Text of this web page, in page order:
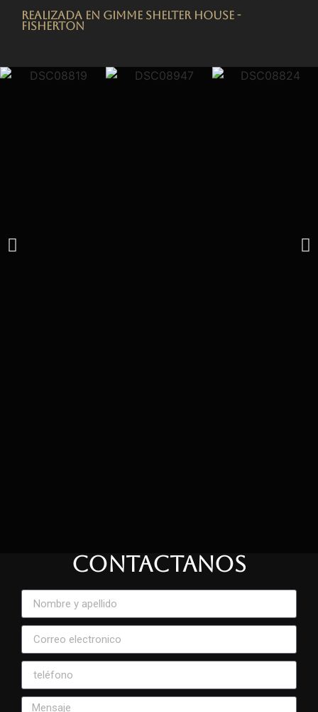
Realizada en Gimme Shelter House -
FISHERTON
CONTACTANOS